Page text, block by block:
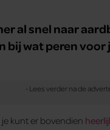
al snel naar
bij wat peren
je kunt er bovendien